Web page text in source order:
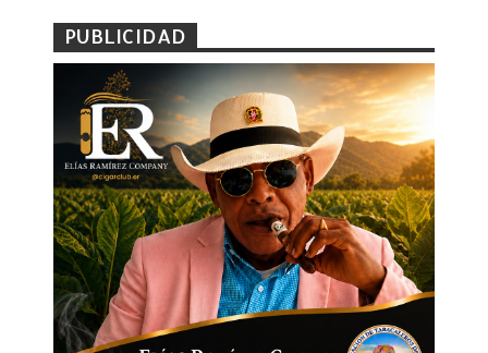
PUBLICIDAD